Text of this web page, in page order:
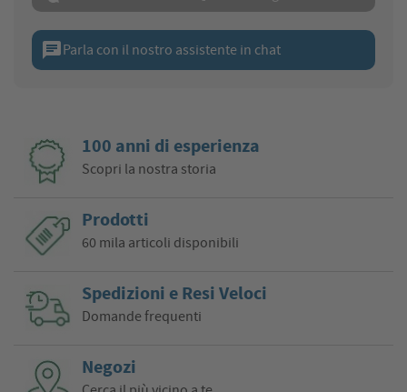
chatParla con il nostro assistente in chat
100 anni di esperienza
Scopri la nostra storia
Prodotti
60 mila articoli disponibili
Spedizioni e Resi Veloci
Domande frequenti
Negozi